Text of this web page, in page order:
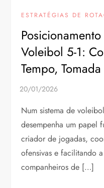
ESTRATÉGIAS DE
Voleibol 5-1:
Tempo,
Num sistema de
desempenha um papel
criador de jogadas,
ofensivas e facilitando
companheiros de […]